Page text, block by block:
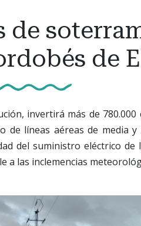
de
de
invertirá más de
líneas aéreas de media y
del suministro eléctrico de
a las inclemencias